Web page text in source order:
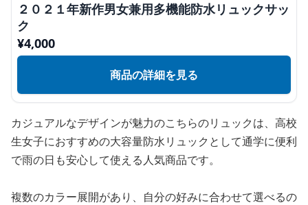
２０２１年新作男女兼用多機能防水リュックサッ
ク
¥4,000
商品の詳細を見る
カジュアルなデザインが魅力のこちらのリュックは、高校
生女子におすすめの大容量防水リュックとして通学に便利
で雨の日も安心して使える人気商品です。
複数のカラー展開があり、自分の好みに合わせて選べるの